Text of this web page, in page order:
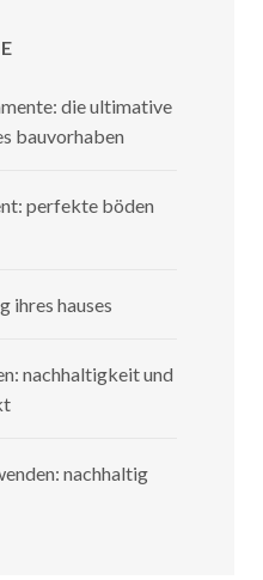
die ultimative
bauvorhaben
perfekte böden
ihres hauses
nachhaltigkeit und
nachhaltig